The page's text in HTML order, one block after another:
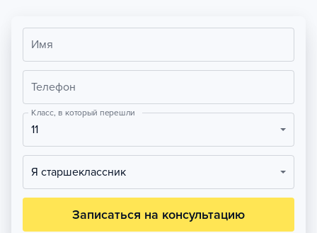
Имя
Телефон
Класс, в который перешли
11
Я старшеклассник
Записаться на консультацию